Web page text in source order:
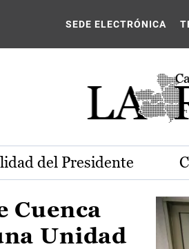
de Castilla-La
SEDE ELECTRÓNICA
del Presidente
Cuenca
Unidad